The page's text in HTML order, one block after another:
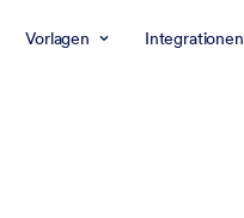
Vorlagen Integrationen